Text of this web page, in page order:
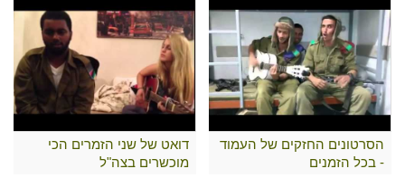
הסרטונים החזקים של העמוד
- בכל הזמנים
דואט של שני הזמרים הכי
מוכשרים בצה"ל